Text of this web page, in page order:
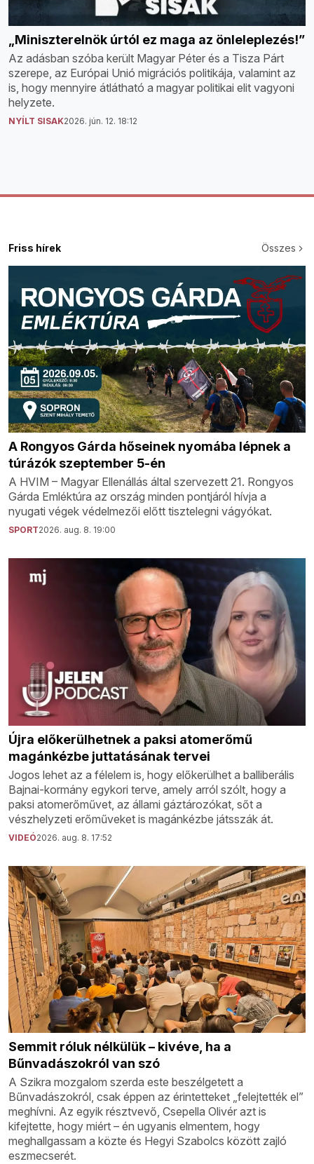
„Miniszterelnök úrtól ez maga az önleleplezés!”
Az adásban szóba került Magyar Péter és a Tisza Párt
szerepe, az Európai Unió migrációs politikája, valamint az
is, hogy mennyire átlátható a magyar politikai elit vagyoni
helyzete.
NYÍLT SISAK2026. jún. 12. 18:12
Friss hírek Összes
A Rongyos Gárda hőseinek nyomába lépnek a
túrázók szeptember 5-én
A HVIM – Magyar Ellenállás által szervezett 21. Rongyos
Gárda Emléktúra az ország minden pontjáról hívja a
nyugati végek védelmezői előtt tisztelegni vágyókat.
SPORT2026. aug. 8. 19:00
Újra előkerülhetnek a paksi atomerőmű
magánkézbe juttatásának tervei
Jogos lehet az a félelem is, hogy előkerülhet a balliberális
Bajnai-kormány egykori terve, amely arról szólt, hogy a
paksi atomerőművet, az állami gáztározókat, sőt a
vészhelyzeti erőműveket is magánkézbe játsszák át.
VIDEÓ2026. aug. 8. 17:52
Semmit róluk nélkülük – kivéve, ha a
Bűnvadászokról van szó
A Szikra mozgalom szerda este beszélgetett a
Bűnvadászokról, csak éppen az érintetteket „felejtették el”
meghívni. Az egyik résztvevő, Csepella Olivér azt is
kifejtette, hogy miért – én ugyanis elmentem, hogy
meghallgassam a közte és Hegyi Szabolcs között zajló
eszmecserét.